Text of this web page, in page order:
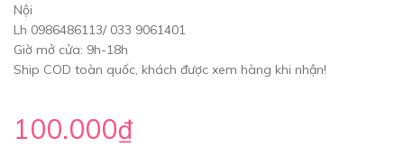
Nội
Lh 0986486113/ 033 9061401
Giờ mở cửa: 9h-18h
Ship COD toàn quốc, khách được xem hàng khi nhận!
100.000₫